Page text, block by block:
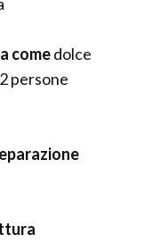
comedolce
2persone